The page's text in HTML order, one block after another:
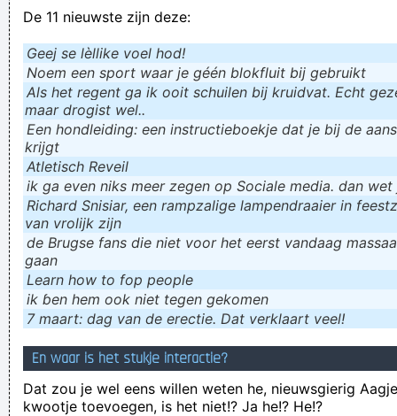
De 11 nieuwste zijn deze:
Geej se lèllike voel hod!
Noem een sport waar je géén blokfluit bij gebruikt
Als het regent ga ik ooit schuilen bij kruidvat. Echt
maar drogist wel..
Een hondleiding: een instructieboekje dat je bij de
krijgt
Atletisch Reveil
ik ga even niks meer zegen op Sociale media. dan
Richard Snisiar, een rampzalige lampendraaier in
van vrolijk zijn
de Brugse fans die niet voor het eerst vandaag
gaan
Learn how to fop people
ik ɓen hem ook niet tegen gekomen
7 maart: dag van de erectie. Dat verklaart veel!
En waar is het stukje interactie?
Dat zou je wel eens willen weten he, nieuwsgierig
kwootje toevoegen, is het niet!? Ja he!? He!?